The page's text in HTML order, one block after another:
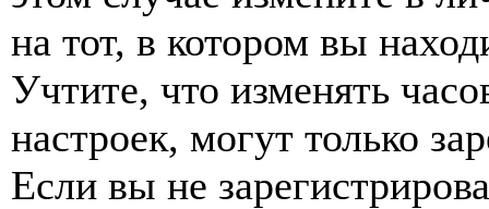
на тот, в котором вы
Учтите, что изменять
настроек, могут только
Если вы не